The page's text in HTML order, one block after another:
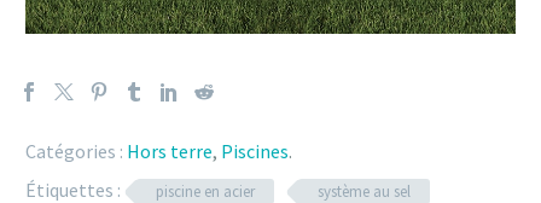
Catégories : Hors terre, Piscines.
Étiquettes :
piscine en acier système au sel